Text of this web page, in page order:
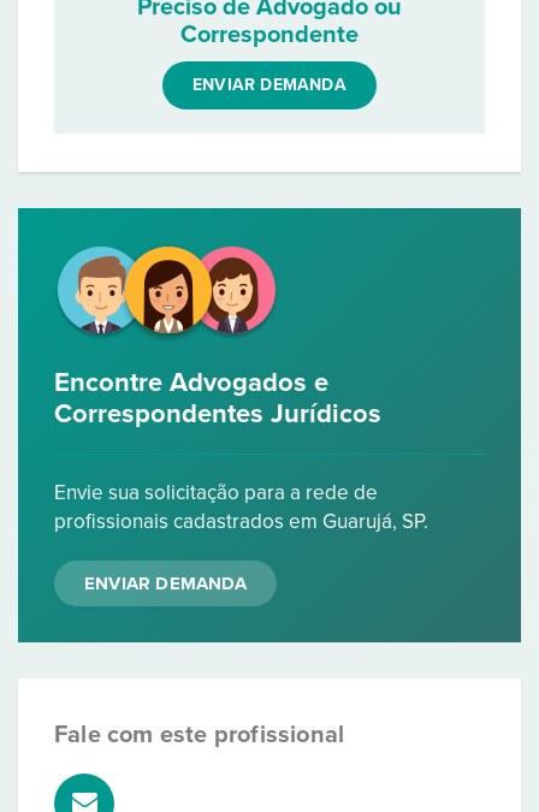
Preciso de Advogado ou
Correspondente
ENVIAR DEMANDA
Encontre Advogados e
Correspondentes Jurídicos
Envie sua solicitação para a rede de
profissionais cadastrados em Guarujá, SP.
ENVIAR DEMANDA
Fale com este profissional